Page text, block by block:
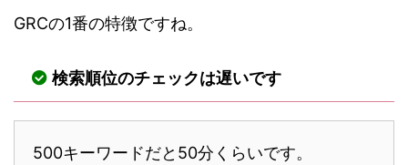
GRCの1番の特徴ですね。
検索順位のチェックは遅いです
500キーワードだと50分くらいです。